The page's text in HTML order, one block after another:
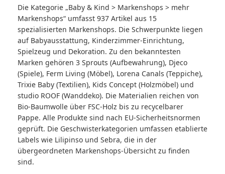
Die Kategorie „Baby & Kind > Markenshops > mehr
Markenshops“ umfasst 937 Artikel aus 15
spezialisierten Markenshops. Die Schwerpunkte liegen
auf Babyausstattung, Kinderzimmer-Einrichtung,
Spielzeug und Dekoration. Zu den bekanntesten
Marken gehören 3 Sprouts (Aufbewahrung), Djeco
(Spiele), Ferm Living (Möbel), Lorena Canals (Teppiche),
Trixie Baby (Textilien), Kids Concept (Holzmöbel) und
studio ROOF (Wanddeko). Die Materialien reichen von
Bio-Baumwolle über FSC-Holz bis zu recycelbarer
Pappe. Alle Produkte sind nach EU-Sicherheitsnormen
geprüft. Die Geschwisterkategorien umfassen etablierte
Labels wie Lilipinso und Sebra, die in der
übergeordneten Markenshops-Übersicht zu finden
sind.